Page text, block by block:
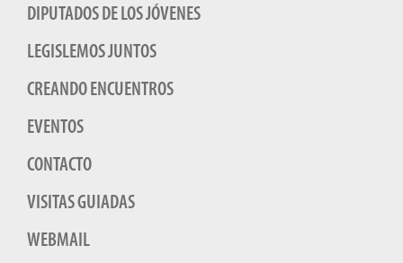
DIPUTADOS DE LOS JÓVENES
LEGISLEMOS JUNTOS
CREANDO ENCUENTROS
EVENTOS
CONTACTO
VISITAS GUIADAS
WEBMAIL